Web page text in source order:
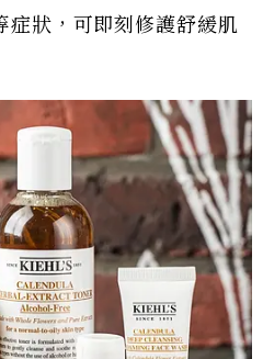
症狀，可即刻修護舒緩肌